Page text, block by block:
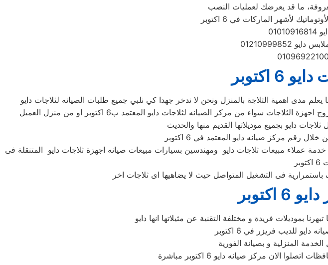
اكتوبر
المتكامل بين خدمة عملاء مبيعات ثلاجات دايو ومهندسين بسيارات مبيعات صيانه اجهزة ثلاجات دايو المتنقلة فى